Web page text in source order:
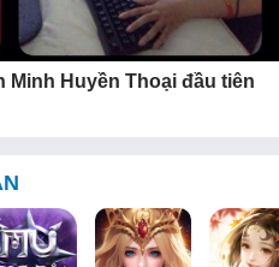
Minh Huyền Thoại đầu tiên